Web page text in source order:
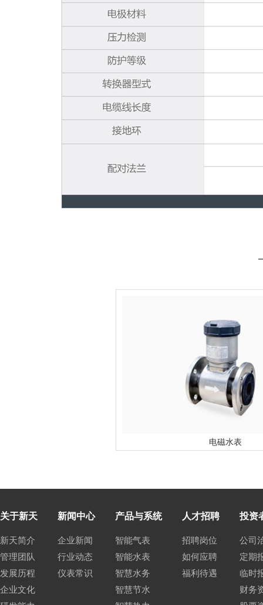
电磁水表
关于新天
新天简介
管理团队
发展历程
企业文化
新闻中心
企业新闻
行业动态
仪表常识
产品与系统
智能气表
智能水表
智慧水务
智慧节水
人才招聘
招聘岗位
如何应聘
福利待遇
投资
公司
定期
临时
财务